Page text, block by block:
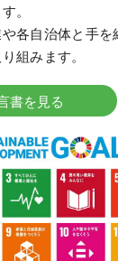
。
各自治体と手を
組みます。
書を見る